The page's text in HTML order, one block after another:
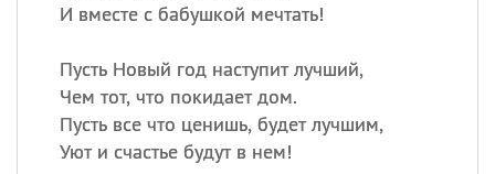
И вместе с бабушкой мечтать!
Пусть Новый год наступит лучший,
Чем тот, что покидает дом.
Пусть все что ценишь, будет лучшим,
Уют и счастье будут в нем!